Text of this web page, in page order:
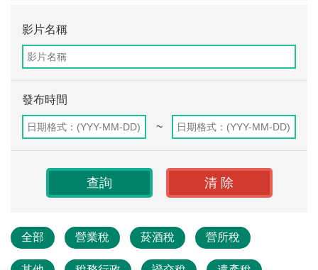
影片名稱
發布時間
~
全部 營業稅 菸酒稅 營所稅